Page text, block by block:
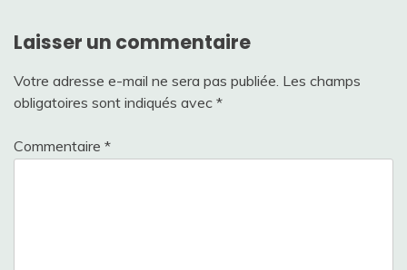
Laisser un commentaire
Votre adresse e-mail ne sera pas publiée. Les champs
obligatoires sont indiqués avec *
Commentaire *